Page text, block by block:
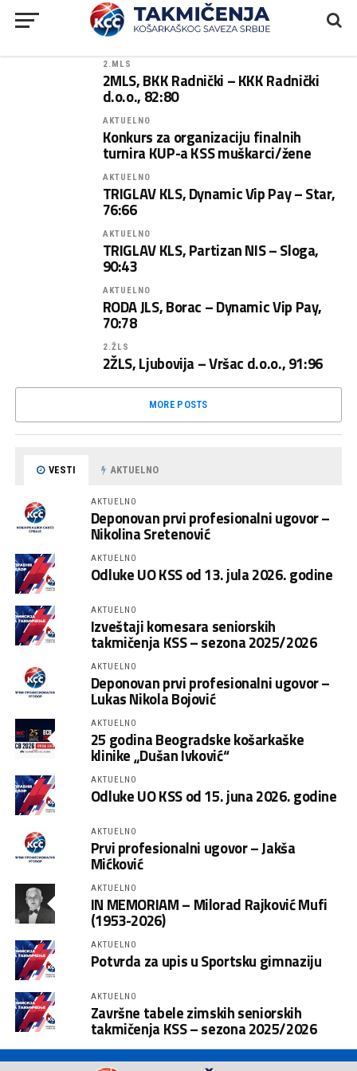
2.MLS
2MLS, BKK Radnički – KKK Radnički
d.o.o., 82:80
AKTUELNO
Konkurs za organizaciju finalnih
turnira KUP-a KSS muškarci/žene
AKTUELNO
TRIGLAV KLS, Dynamic Vip Pay – Star,
76:66
AKTUELNO
TRIGLAV KLS, Partizan NIS – Sloga,
90:43
AKTUELNO
RODA JLS, Borac – Dynamic Vip Pay,
70:78
2.ŽLS
2ŽLS, Ljubovija – Vršac d.o.o., 91:96
MORE POSTS
VESTI AKTUELNO
AKTUELNO
Deponovan prvi profesionalni ugovor –
Nikolina Sretenović
AKTUELNO
Odluke UO KSS od 13. jula 2026. godine
AKTUELNO
Izveštaji komesara seniorskih
takmičenja KSS – sezona 2025/2026
AKTUELNO
Deponovan prvi profesionalni ugovor –
Lukas Nikola Bojović
AKTUELNO
25 godina Beogradske košarkaške
klinike „Dušan Ivković“
AKTUELNO
Odluke UO KSS od 15. juna 2026. godine
AKTUELNO
Prvi profesionalni ugovor – Jakša
Mićković
AKTUELNO
IN MEMORIAM – Milorad Rajković Mufi
(1953-2026)
AKTUELNO
Potvrda za upis u Sportsku gimnaziju
AKTUELNO
Završne tabele zimskih seniorskih
takmičenja KSS – sezona 2025/2026